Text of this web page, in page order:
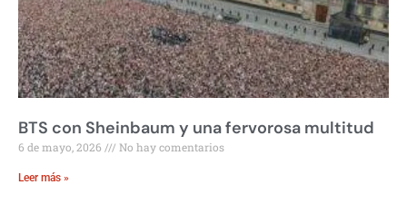
BTS con Sheinbaum y una fervorosa multitud
6 de mayo, 2026 No hay comentarios
Leer más »